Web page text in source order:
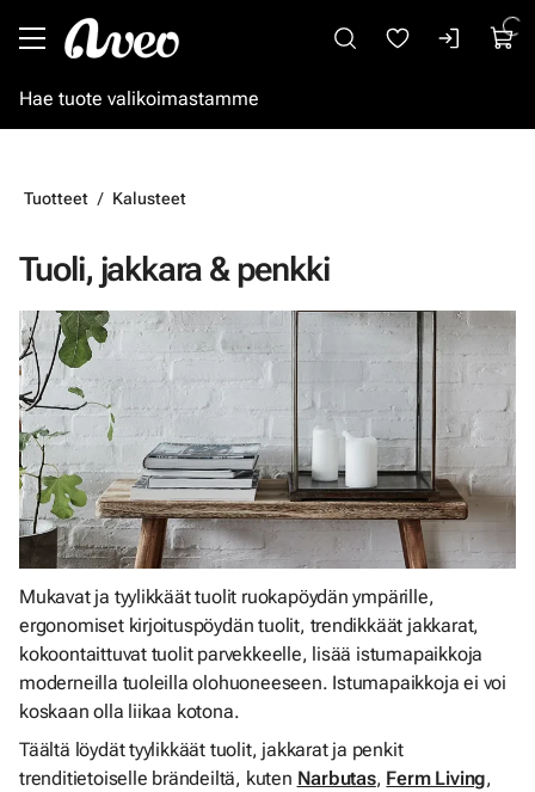
Tuotteet Kalusteet
Tuoli, jakkara & penkki
Mukavat ja tyylikkäät tuolit ruokapöydän ympärille,
ergonomiset kirjoituspöydän tuolit, trendikkäät jakkarat,
kokoontaittuvat tuolit parvekkeelle, lisää istumapaikkoja
moderneilla tuoleilla olohuoneeseen. Istumapaikkoja ei voi
koskaan olla liikaa kotona.
Täältä löydät tyylikkäät tuolit, jakkarat ja penkit
trenditietoiselle brändeiltä, kuten Narbutas, Ferm Living,